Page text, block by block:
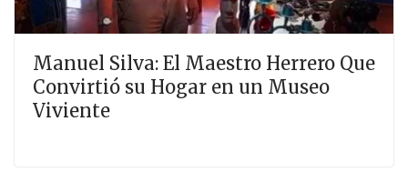
Manuel Silva: El Maestro Herrero Que
Convirtió su Hogar en un Museo
Viviente